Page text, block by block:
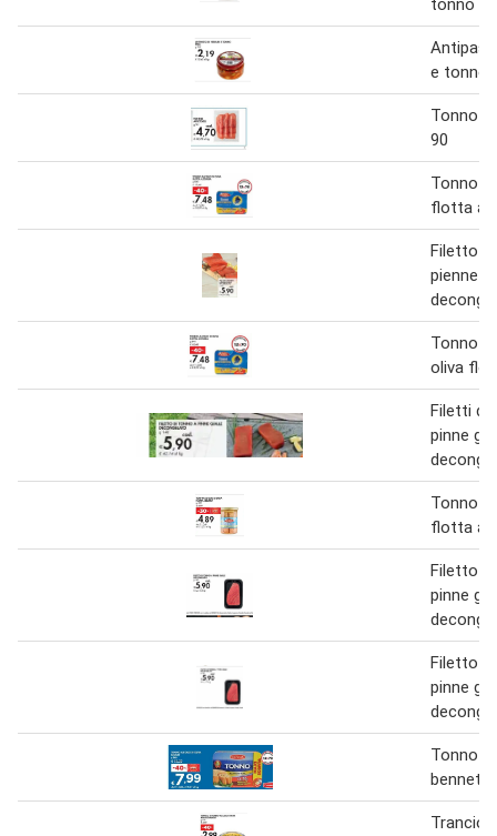
tonno
e tonno
Tonno
90
Tonno
flotta
Filetto
pienne
Tonno
oliva
Filetti di
pinne
Tonno
flotta
Filetto
pinne
Filetto
pinne
Tonno
bennet
Trancio